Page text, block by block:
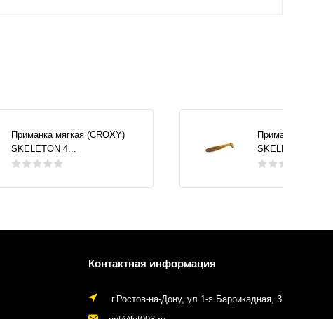
Приманка мягкая (CROXY)
SKELETON 4...
Приманка мягкая
SKELETON 4...
Контактная информация
г.Ростов-на-Дону, ул.1-я Баррикадная, 3